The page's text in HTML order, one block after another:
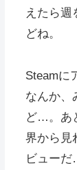
えたら
どね。
Steamに
なんか、
ど…。あ
界から見
ビューだ